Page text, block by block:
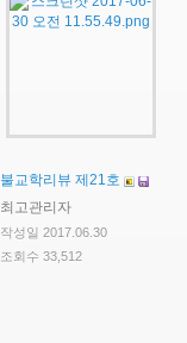
불교학리뷰 제21호
최고관리자
작성일 2017.06.30
조회수 33,512